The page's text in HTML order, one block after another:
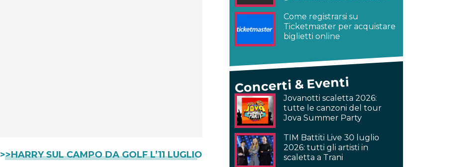
>>HARRY SUL CAMPO DA GOLF L’11 LUGLIO
Come registrarsi su
Ticketmaster per acquistare
biglietti online
Concerti & Eventi
Jovanotti scaletta 2026:
tutte le canzoni del tour
Jova Summer Party
TIM Battiti Live 30 luglio
2026: tutti gli artisti in
scaletta a Trani